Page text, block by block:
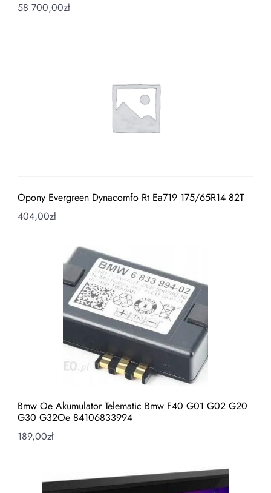
58 700,00zł
Opony Evergreen Dynacomfo Rt Ea719 175/65R14 82T
404,00zł
Bmw Oe Akumulator Telematic Bmw F40 G01 G02 G20
G30 G32Oe 84106833994
189,00zł